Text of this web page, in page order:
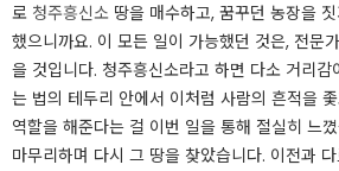
로 청주흥신소 땅을 매수하고, 꿈꾸던 농장을
했으니까요. 이 모든 일이 가능했던 것은, 전문
을 것입니다. ​​청주흥신소라고 하면 다소 거리
는 법의 테두리 안에서 이처럼 사람의 흔적을
역할을 해준다는 걸 이번 일을 통해 절실히 느
마무리하며 다시 그 땅을 찾았습니다. 이전과